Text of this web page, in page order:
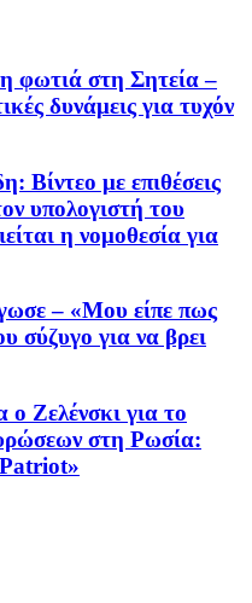
φωτιά στη Σητεία –
δυνάμεις για τυχόν
Βίντεο με επιθέσεις
υπολογιστή του
η νομοθεσία για
– «Μου είπε πως
σύζυγο για να βρει
ο Ζελένσκι για το
στη Ρωσία: